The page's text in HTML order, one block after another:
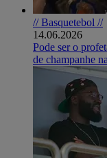
// Basquetebol //
14.06.2026
Pode ser o
de champanhe